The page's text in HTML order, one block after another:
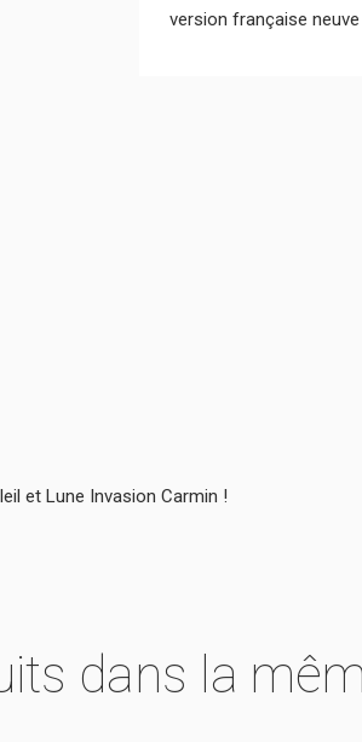
version française neuve
et Lune Invasion Carmin !
dans la